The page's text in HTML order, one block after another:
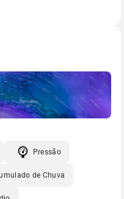
Pressão
de Chuva